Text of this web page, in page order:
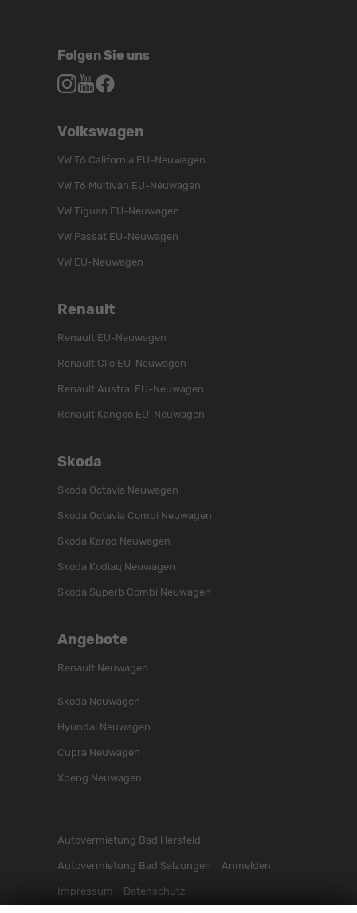
Folgen Sie uns
Autohaus
Sie
Instagram
Autohaus
Sie
unser
Kanal
Sie
Facebook
Volkswagen
VW T6 California EU-Neuwagen
VW T6 Multivan EU-Neuwagen
VW Tiguan EU-Neuwagen
VW Passat EU-Neuwagen
VW EU-Neuwagen
Renault
Renault EU-Neuwagen
Renault Clio EU-Neuwagen
Renault Austral EU-Neuwagen
Renault Kangoo EU-Neuwagen
Skoda
Skoda Octavia Neuwagen
Skoda Octavia Combi Neuwagen
Skoda Karoq Neuwagen
Skoda Kodiaq Neuwagen
Skoda Superb Combi Neuwagen
Angebote
Renault Neuwagen
Skoda Neuwagen
Hyundai Neuwagen
Cupra Neuwagen
Xpeng Neuwagen
Autovermietung Bad Hersfeld
Autovermietung Bad Salzungen Anmelden
Impressum Datenschutz